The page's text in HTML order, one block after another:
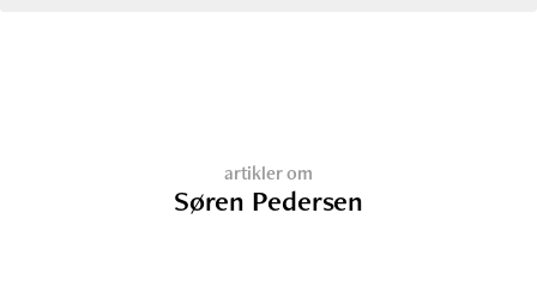
artikler om
Søren Pedersen